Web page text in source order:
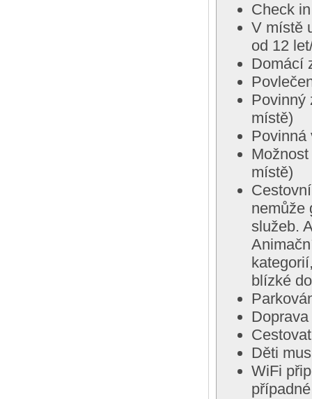
Check
V místě
od 12
Domácí
Povinný
místě)
Povinná
místě)
nemůže
služeb.
blízké
Děti
WiFi